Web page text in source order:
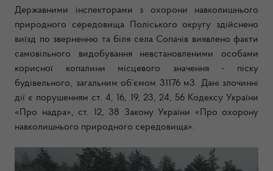
Державними інспекторами з охорони навколишнього
природного середовища Поліського округу здійснено
виїзд по зверненню та біля села Сопачів виявлено факти
самовільного видобування невстановленими особами
корисної копалини місцевого значення - піску
будівельного, загальним об’ємом 31176 м3. Дані злочинні
дії є порушенням ст. 4, 16, 19, 23, 24, 56 Кодексу України
«Про надра», ст. 12, 38 Закону України «Про охорону
навколишнього природного середовища».